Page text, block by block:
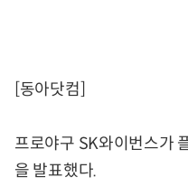
[동아닷컴]
프로야구 SK와이번스가
을 발표했다.